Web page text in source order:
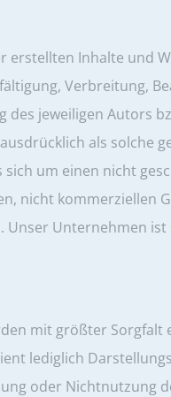
erstellten Inhalte und
Verbreitung,
jeweiligen Autors
als solche
sich um einen nicht
nicht kommerziellen
Unternehmen
mit größter
lediglich
oder